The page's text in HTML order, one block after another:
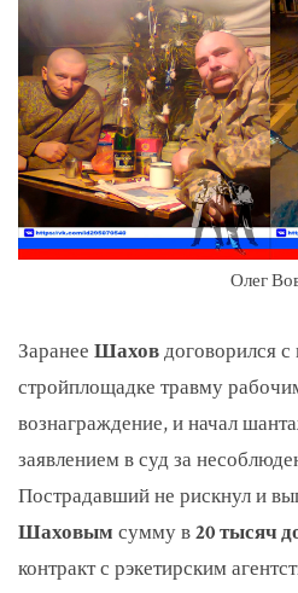
Олег
Заранее Шаховдоговорился
стройплощадке травму
вознаграждение, и начал
заявлением в суд за
Пострадавший не рискнул и
Шаховым сумму в20 тысяч
контракт с рэкетирским